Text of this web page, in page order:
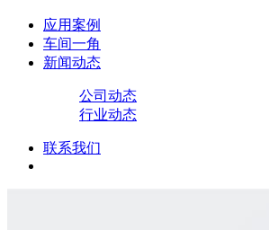
应用案例
车间一角
新闻动态
公司动态
行业动态
联系我们